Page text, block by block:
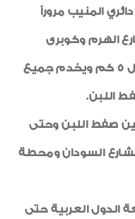
المنيب مروراً
الهرم وكوبرى
فيصل وصولاً إلى صفط اللبن بطول 5 كم ويخدم جميع
اللبن.
2 كم يصل بين صفط اللبن وحتى
بشارع السودان ومحطة
الدول العربية حتى